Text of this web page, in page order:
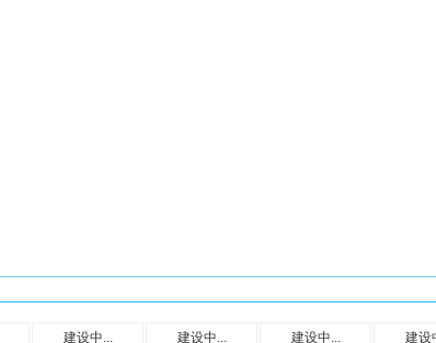
建设中... 建设中... 建设中... 建设